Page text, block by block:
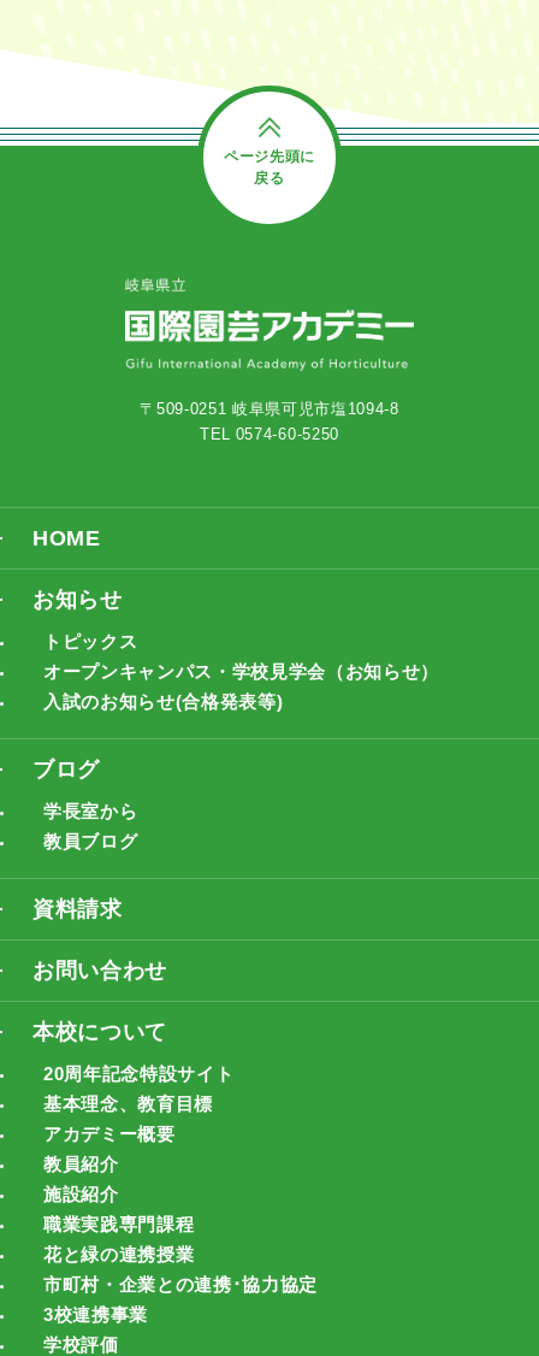
ページ先頭に
戻る
〒509-0251 岐阜県可児市塩1094-8
TEL 0574-60-5250
HOME
お知らせ
トピックス
オープンキャンパス・学校見学会（お知らせ）
入試のお知らせ(合格発表等)
ブログ
学長室から
教員ブログ
資料請求
お問い合わせ
本校について
20周年記念特設サイト
基本理念、教育目標
アカデミー概要
教員紹介
施設紹介
職業実践専門課程
花と緑の連携授業
市町村・企業との連携･協力協定
3校連携事業
学校評価